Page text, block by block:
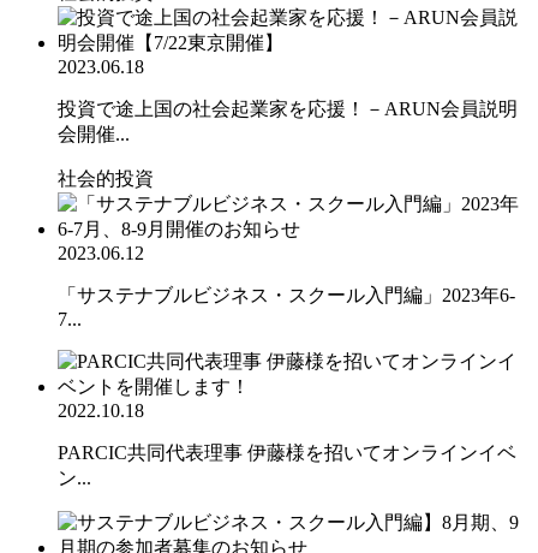
2023.06.18
投資で途上国の社会起業家を応援！－ARUN会員説明
会開催...
社会的投資
2023.06.12
「サステナブルビジネス・スクール入門編」2023年6-
7...
2022.10.18
PARCIC共同代表理事 伊藤様を招いてオンラインイベ
ン...